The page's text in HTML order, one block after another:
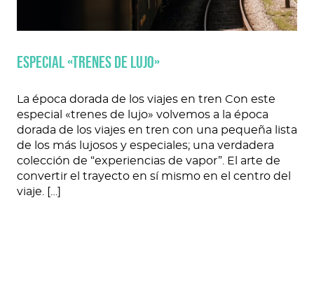
ESPECIAL «TRENES DE LUJO»
La época dorada de los viajes en tren Con este
especial «trenes de lujo» volvemos a la época
dorada de los viajes en tren con una pequeña lista
de los más lujosos y especiales; una verdadera
colección de “experiencias de vapor”. El arte de
convertir el trayecto en sí mismo en el centro del
viaje. […]